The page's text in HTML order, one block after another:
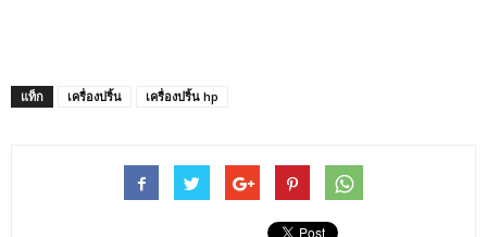
แท็ก เครื่องปริ้น เครื่องปริ้น hp